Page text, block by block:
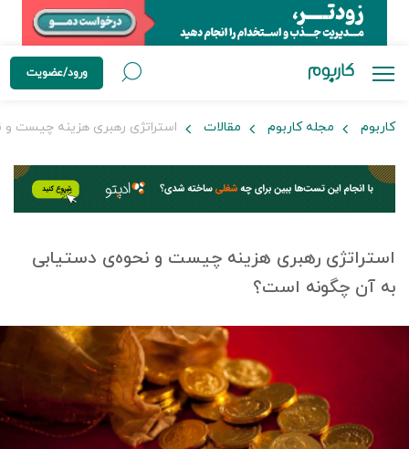
ورود/عضویت
کاربوم مجله کاربوم مقالات استراتژی رهبری هزینه چیست
استراتژی رهبری هزینه چیست و نحوه‌ی دستیابی
به آن چگونه است؟